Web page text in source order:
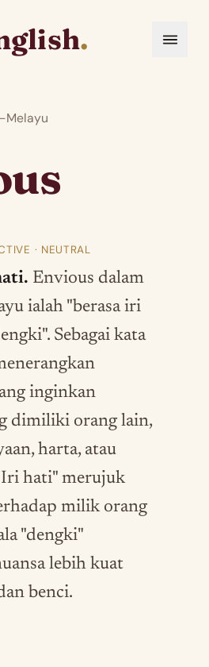
.
· NEUTRAL
Envious dalam
ialah "berasa iri
Sebagai kata
inginkan
dimiliki orang lain,
harta, atau
hati" merujuk
milik orang
"dengki"
lebih kuat
benci.